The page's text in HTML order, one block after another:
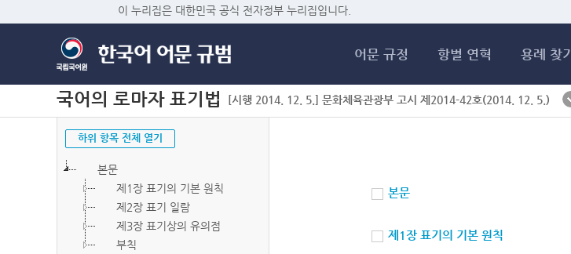
이 누리집은 대한민국 공식 전자정부 누리집입니다.
어문 규정 항별 연혁 용례 찾기
국어의 로마자 표기법 [시행 2014. 12. 5.] 문화체육관광부 고시 제2014-42호(2014. 12. 5.)
하위 항목 전체 열기
본문
제1장 표기의 기본 원칙
제2장 표기 일람
제3장 표기상의 유의점
부칙
본문
제1장 표기의 기본 원칙